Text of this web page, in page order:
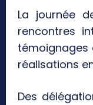
La journée
rencontres
témoignages
réalisations
Des